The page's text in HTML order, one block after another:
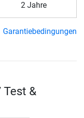
2 Jahre
Garantiebedingungen
Test &